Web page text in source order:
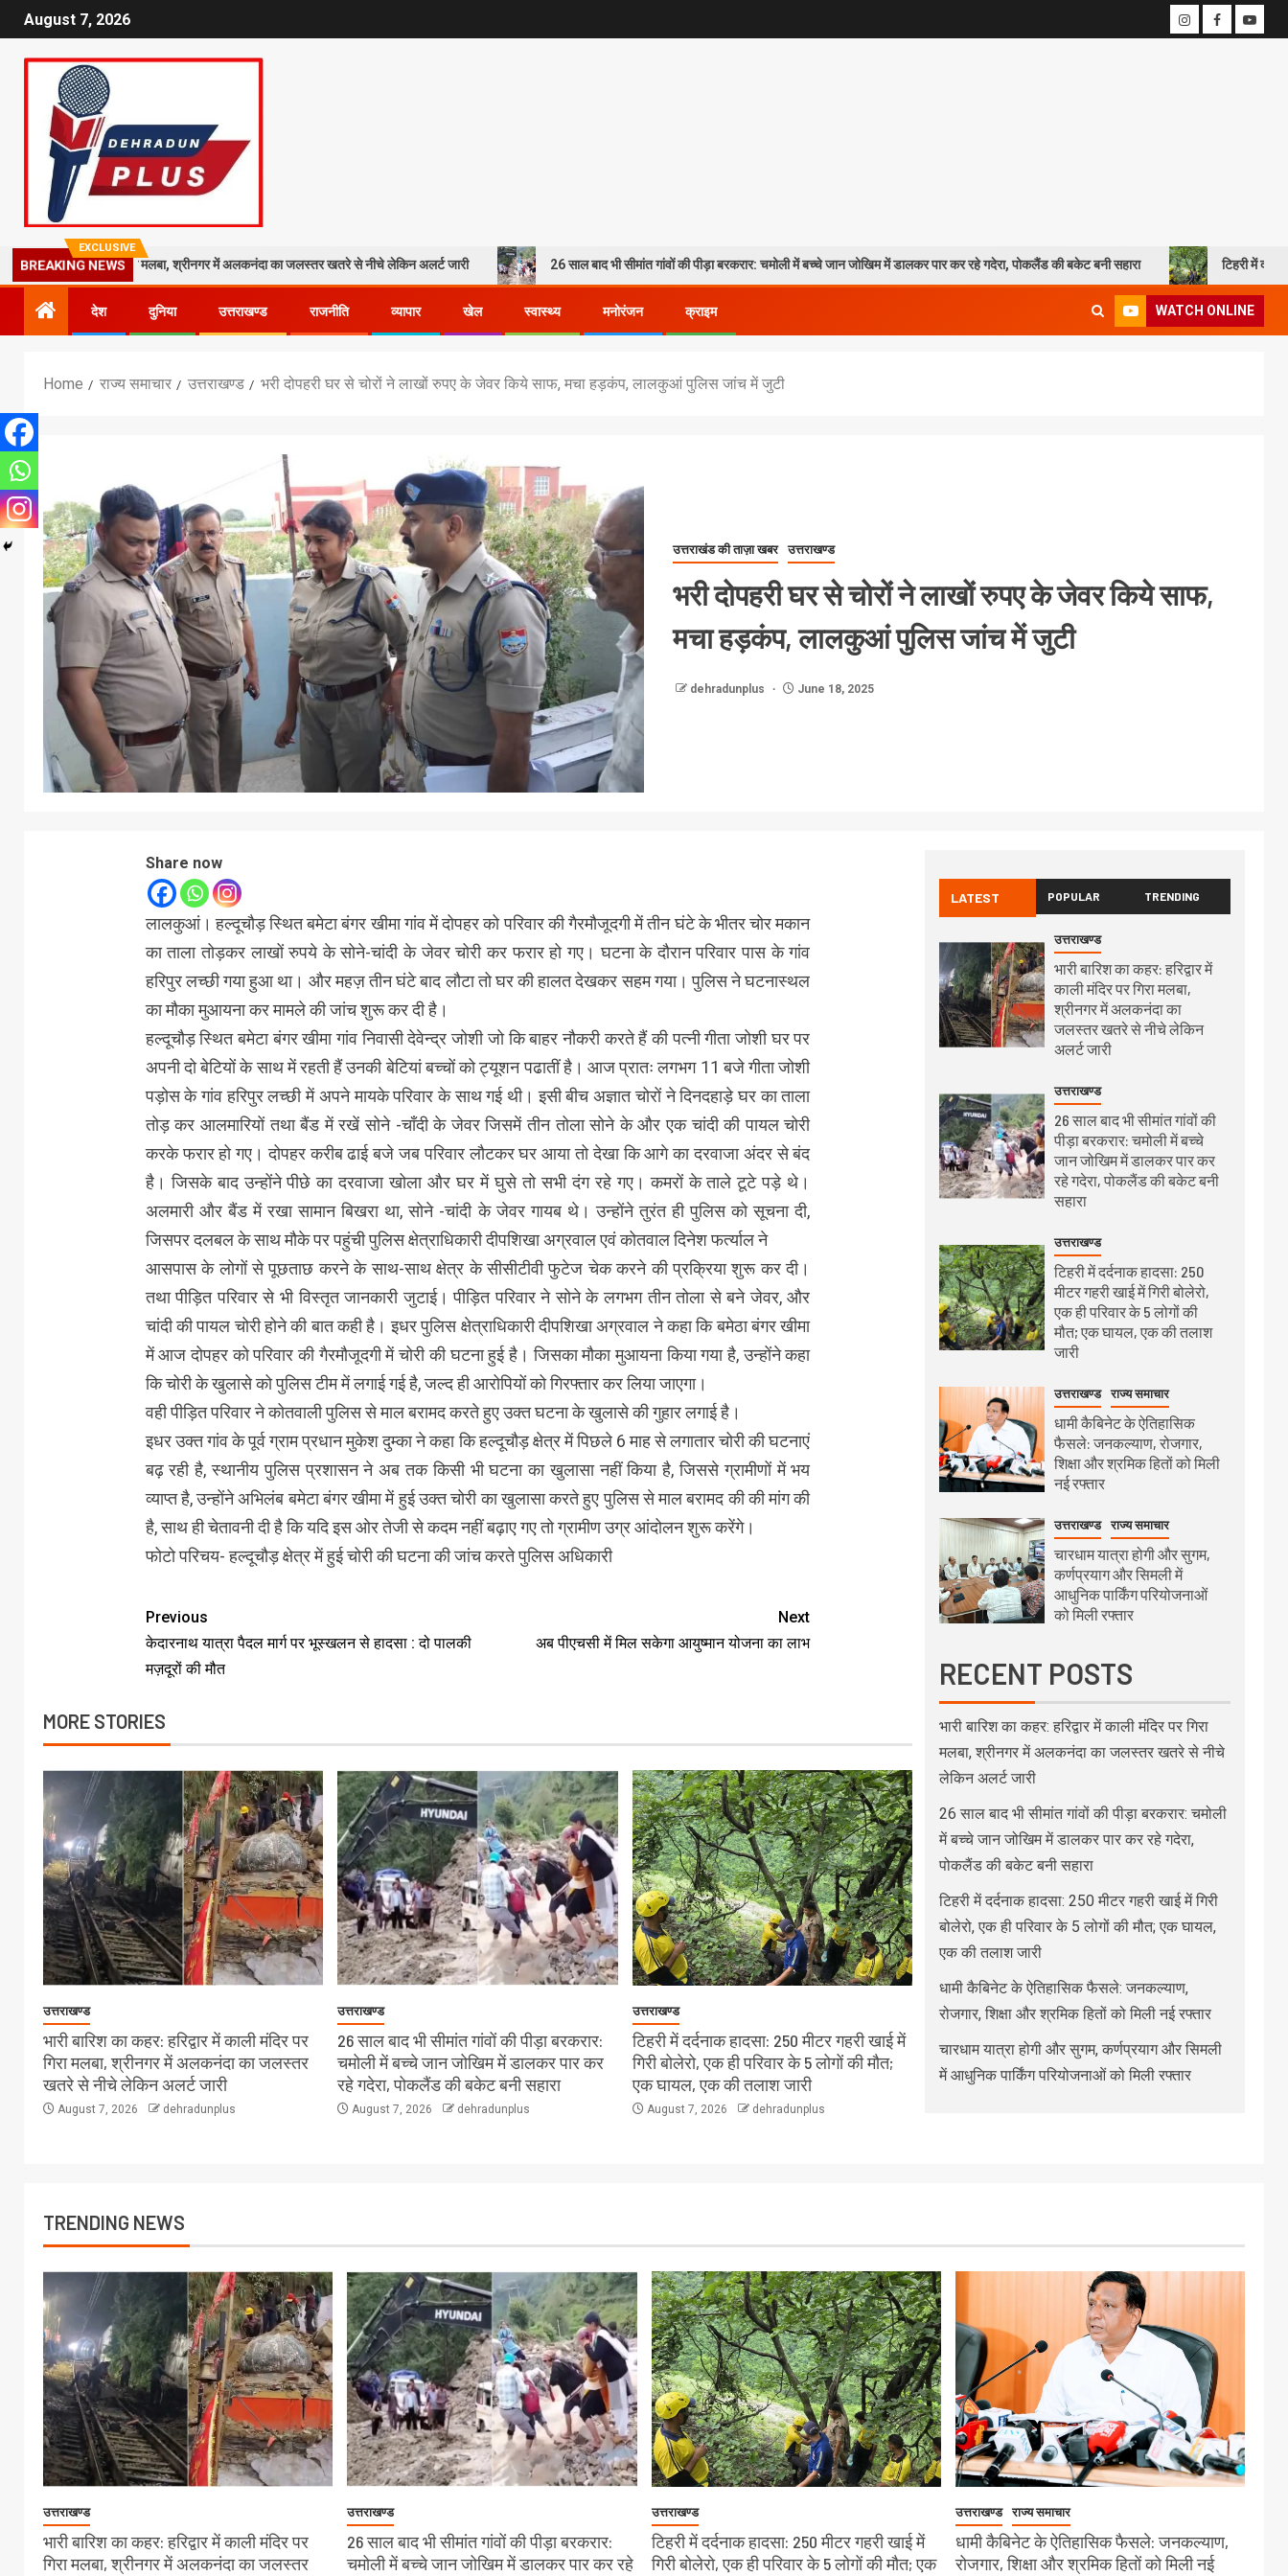
August 7, 2026
EXCLUSIVE
BREAKING NEWS
मंदिर पर गिरा मलबा, श्रीनगर में अलकनंदा का जलस्तर खतरे से नीचे लेकिन अलर्ट जारी 26 साल बाद भी सीमांत गांवों की पीड़ा बरकरार: चमोली में बच्चे जान जोखिम में डालकर पार कर रहे गदेरा, पोकलैंड की बकेट बनी सहारा टिहरी में दर्दनाक हादसा:
देश दुनिया उत्तराखण्ड राजनीति व्यापार खेल स्वास्थ्य मनोरंजन क्राइम WATCH ONLINE
Home राज्य समाचार उत्तराखण्ड भरी दोपहरी घर से चोरों ने लाखों रुपए के जेवर किये साफ, मचा हड़कंप, लालकुआं पुलिस जांच में जुटी
उत्तराखंड की ताज़ा खबर उत्तराखण्ड
भरी दोपहरी घर से चोरों ने लाखों रुपए के जेवर किये साफ,
मचा हड़कंप, लालकुआं पुलिस जांच में जुटी
dehradunplus June 18, 2025
Share now
लालकुआं। हल्दूचौड़ स्थित बमेटा बंगर खीमा गांव में दोपहर को परिवार की गैरमौजूदगी में तीन घंटे के भीतर चोर मकान
का ताला तोड़कर लाखों रुपये के सोने-चांदी के जेवर चोरी कर फरार हो गए। घटना के दौरान परिवार पास के गांव
हरिपुर लच्छी गया हुआ था। और महज़ तीन घंटे बाद लौटा तो घर की हालत देखकर सहम गया। पुलिस ने घटनास्थल
का मौका मुआयना कर मामले की जांच शुरू कर दी है।
हल्दूचौड़ स्थित बमेटा बंगर खीमा गांव निवासी देवेन्द्र जोशी जो कि बाहर नौकरी करते हैं की पत्नी गीता जोशी घर पर
अपनी दो बेटियों के साथ में रहती हैं उनकी बेटियां बच्चों को ट्यूशन पढातीं है। आज प्रातः लगभग 11 बजे गीता जोशी
पड़ोस के गांव हरिपुर लच्छी में अपने मायके परिवार के साथ गई थी। इसी बीच अज्ञात चोरों ने दिनदहाड़े घर का ताला
तोड़ कर आलमारियों तथा बैंड में रखें‌ सोने -चाँदी के जेवर जिसमें तीन तोला सोने के और एक चांदी की पायल चोरी
करके फरार हो गए। दोपहर करीब ढाई बजे जब परिवार लौटकर घर आया तो देखा कि आगे का दरवाजा अंदर से बंद
है। जिसके बाद उन्होंने पीछे का दरवाजा खोला और घर में घुसे तो सभी दंग रहे गए। कमरों के ताले टूटे पड़े थे।
अलमारी और बैंड में रखा सामान बिखरा था, सोने -चांदी के जेवर गायब थे। उन्होंने तुरंत ही पुलिस को सूचना दी,
जिसपर दलबल के साथ मौके पर पहुंची पुलिस क्षेत्राधिकारी दीपशिखा अग्रवाल एवं कोतवाल दिनेश फर्त्याल ने
आसपास के लोगों से पूछताछ करने के साथ-साथ क्षेत्र के सीसीटीवी फुटेज चेक करने की प्रक्रिया शुरू कर दी।
तथा पीड़ित परिवार से भी विस्तृत जानकारी जुटाई। पीड़ित परिवार ने सोने के लगभग तीन तोला से बने जेवर, और
चांदी की पायल चोरी होने की बात कही है। इधर पुलिस क्षेत्राधिकारी दीपशिखा अग्रवाल ने कहा कि बमेठा बंगर खीमा
में आज दोपहर को परिवार की गैरमौजूदगी में चोरी की घटना हुई है। जिसका मौका मुआयना किया गया है, उन्होंने कहा
कि चोरी के खुलासे को पुलिस टीम में लगाई गई है, जल्द ही आरोपियों को गिरफ्तार कर लिया जाएगा।
वही पीड़ित परिवार ने कोतवाली पुलिस से माल बरामद करते हुए उक्त घटना के खुलासे की गुहार लगाई है।
इधर उक्त गांव के पूर्व ग्राम प्रधान मुकेश दुम्का ने कहा कि हल्दूचौड़ क्षेत्र में पिछले 6 माह से लगातार चोरी की घटनाएं
बढ़ रही है, स्थानीय पुलिस प्रशासन ने अब तक किसी भी घटना का खुलासा नहीं किया है, जिससे ग्रामीणों में भय
व्याप्त है, उन्होंने अभिलंब बमेटा बंगर खीमा में हुई उक्त चोरी का खुलासा करते हुए पुलिस से माल बरामद की की मांग की
है, साथ ही चेतावनी दी है कि यदि इस ओर तेजी से कदम नहीं बढ़ाए गए तो ग्रामीण उग्र आंदोलन शुरू करेंगे।
फोटो परिचय- हल्दूचौड़ क्षेत्र में हुई चोरी की घटना की जांच करते पुलिस अधिकारी
Previous
केदारनाथ यात्रा पैदल मार्ग पर भूस्खलन से हादसा : दो पालकी
मज़दूरों की मौत
Next
अब पीएचसी में मिल सकेगा आयुष्मान योजना का लाभ
MORE STORIES
उत्तराखण्ड
भारी बारिश का कहर: हरिद्वार में काली मंदिर पर
गिरा मलबा, श्रीनगर में अलकनंदा का जलस्तर
खतरे से नीचे लेकिन अलर्ट जारी
August 7, 2026 dehradunplus
उत्तराखण्ड
26 साल बाद भी सीमांत गांवों की पीड़ा बरकरार:
चमोली में बच्चे जान जोखिम में डालकर पार कर
रहे गदेरा, पोकलैंड की बकेट बनी सहारा
August 7, 2026 dehradunplus
उत्तराखण्ड
टिहरी में दर्दनाक हादसा: 250 मीटर गहरी खाई में
गिरी बोलेरो, एक ही परिवार के 5 लोगों की मौत;
एक घायल, एक की तलाश जारी
August 7, 2026 dehradunplus
LATEST POPULAR TRENDING
उत्तराखण्ड
भारी बारिश का कहर: हरिद्वार में
काली मंदिर पर गिरा मलबा,
श्रीनगर में अलकनंदा का
जलस्तर खतरे से नीचे लेकिन
अलर्ट जारी
उत्तराखण्ड
26 साल बाद भी सीमांत गांवों की
पीड़ा बरकरार: चमोली में बच्चे
जान जोखिम में डालकर पार कर
रहे गदेरा, पोकलैंड की बकेट बनी
सहारा
उत्तराखण्ड
टिहरी में दर्दनाक हादसा: 250
मीटर गहरी खाई में गिरी बोलेरो,
एक ही परिवार के 5 लोगों की
मौत; एक घायल, एक की तलाश
जारी
उत्तराखण्ड राज्य समाचार
धामी कैबिनेट के ऐतिहासिक
फैसले: जनकल्याण, रोजगार,
शिक्षा और श्रमिक हितों को मिली
नई रफ्तार
उत्तराखण्ड राज्य समाचार
चारधाम यात्रा होगी और सुगम,
कर्णप्रयाग और सिमली में
आधुनिक पार्किंग परियोजनाओं
को मिली रफ्तार
RECENT POSTS
भारी बारिश का कहर: हरिद्वार में काली मंदिर पर गिरा
मलबा, श्रीनगर में अलकनंदा का जलस्तर खतरे से नीचे
लेकिन अलर्ट जारी
26 साल बाद भी सीमांत गांवों की पीड़ा बरकरार: चमोली
में बच्चे जान जोखिम में डालकर पार कर रहे गदेरा,
पोकलैंड की बकेट बनी सहारा
टिहरी में दर्दनाक हादसा: 250 मीटर गहरी खाई में गिरी
बोलेरो, एक ही परिवार के 5 लोगों की मौत; एक घायल,
एक की तलाश जारी
धामी कैबिनेट के ऐतिहासिक फैसले: जनकल्याण,
रोजगार, शिक्षा और श्रमिक हितों को मिली नई रफ्तार
चारधाम यात्रा होगी और सुगम, कर्णप्रयाग और सिमली
में आधुनिक पार्किंग परियोजनाओं को मिली रफ्तार
TRENDING NEWS
उत्तराखण्ड
भारी बारिश का कहर: हरिद्वार में काली मंदिर पर
गिरा मलबा, श्रीनगर में अलकनंदा का जलस्तर
उत्तराखण्ड
26 साल बाद भी सीमांत गांवों की पीड़ा बरकरार:
चमोली में बच्चे जान जोखिम में डालकर पार कर रहे
उत्तराखण्ड
टिहरी में दर्दनाक हादसा: 250 मीटर गहरी खाई में
गिरी बोलेरो, एक ही परिवार के 5 लोगों की मौत; एक
उत्तराखण्ड राज्य समाचार
धामी कैबिनेट के ऐतिहासिक फैसले: जनकल्याण,
रोजगार, शिक्षा और श्रमिक हितों को मिली नई